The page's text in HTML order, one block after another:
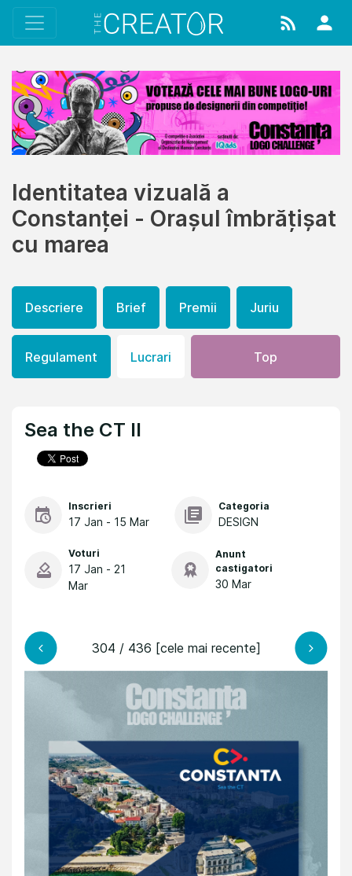
Identitatea vizuală a
Constanței - Orașul îmbrățișat
cu marea
Descriere Brief Premii Juriu
Regulament Lucrari Top
Sea the CT II
Inscrieri
17 Jan - 15 Mar
Categoria
DESIGN
Voturi
17 Jan - 21
Mar
Anunt
castigatori
30 Mar
304 / 436 [cele mai recente]